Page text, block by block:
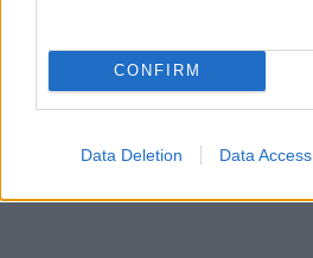
CONFIRM
Data Deletion Data Access
Fano (PS) - 38km
Via Papiria 87 - Loc. Bellocchi